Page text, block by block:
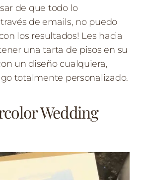
de que todo lo
de emails, no puedo
los resultados! Les hacia
una tarta de pisos en su
un diseño cualquiera,
totalmente personalizado.
Wedding